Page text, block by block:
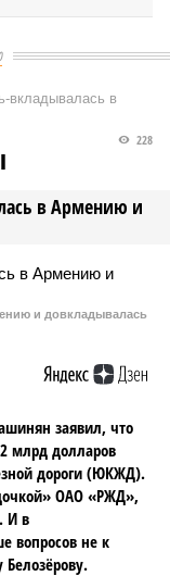
вкладывалась в
в Армению и
228
и довкладывалась
заявил, что
млрд долларов
дороги (ЮКЖД).
ОАО «РЖД»,
И в
вопросов не к
Белозёрову.